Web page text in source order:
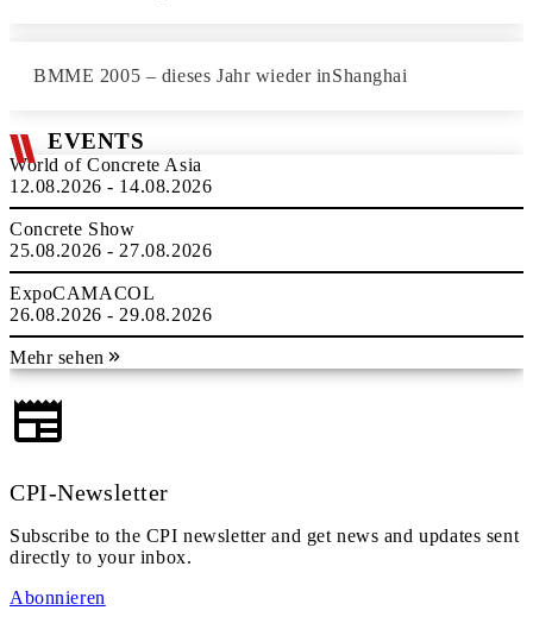
BMME 2005 – dieses Jahr wieder inShanghai
EVENTS
World of Concrete Asia
12.08.2026 - 14.08.2026
Concrete Show
25.08.2026 - 27.08.2026
ExpoCAMACOL
26.08.2026 - 29.08.2026
Mehr sehen
CPI-Newsletter
Subscribe to the CPI newsletter and get news and updates sent
directly to your inbox.
Abonnieren